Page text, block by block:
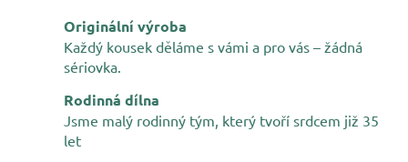
Originální výroba
Každý kousek děláme s vámi a pro vás – žádná
sériovka.
Rodinná dílna
Jsme malý rodinný tým, který tvoří srdcem již 35
let